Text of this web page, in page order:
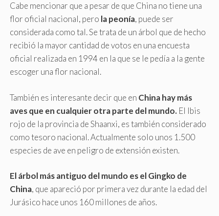
Cabe mencionar que a pesar de que China no tiene una
flor oficial nacional, pero la peonía, puede ser
considerada como tal. Se trata de un árbol que de hecho
recibió la mayor cantidad de votos en una encuesta
oficial realizada en 1994 en la que se le pedía a la gente
escoger una flor nacional.
También es interesante decir que en China hay más
aves que en cualquier otra parte del mundo. El Ibis
rojo de la provincia de Shaanxi, es también considerado
como tesoro nacional. Actualmente solo unos 1.500
especies de ave en peligro de extensión existen.
El árbol más antiguo del mundo es el Gingko de
China, que apareció por primera vez durante la edad del
Jurásico hace unos 160 millones de años.